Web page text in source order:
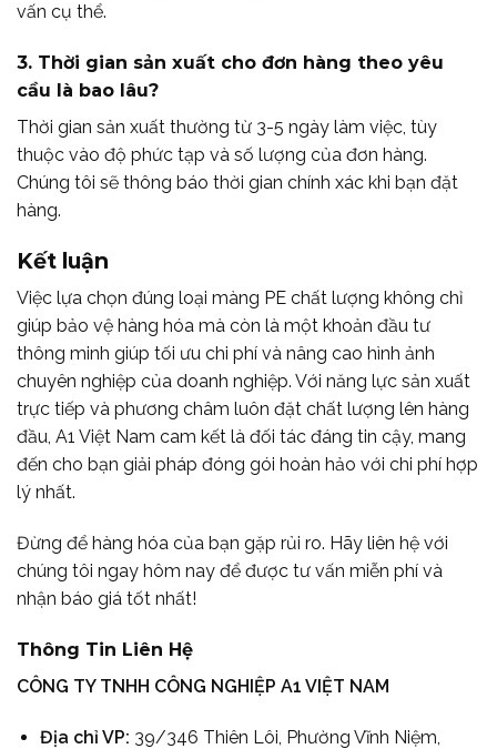
vấn cụ thể.
3. Thời gian sản xuất cho đơn hàng theo yêu
cầu là bao lâu?
Thời gian sản xuất thường từ 3-5 ngày làm việc, tùy
thuộc vào độ phức tạp và số lượng của đơn hàng.
Chúng tôi sẽ thông báo thời gian chính xác khi bạn đặt
hàng.
Kết luận
Việc lựa chọn đúng loại màng PE chất lượng không chỉ
giúp bảo vệ hàng hóa mà còn là một khoản đầu tư
thông minh giúp tối ưu chi phí và nâng cao hình ảnh
chuyên nghiệp của doanh nghiệp. Với năng lực sản xuất
trực tiếp và phương châm luôn đặt chất lượng lên hàng
đầu, A1 Việt Nam cam kết là đối tác đáng tin cậy, mang
đến cho bạn giải pháp đóng gói hoàn hảo với chi phí hợp
lý nhất.
Đừng để hàng hóa của bạn gặp rủi ro. Hãy liên hệ với
chúng tôi ngay hôm nay để được tư vấn miễn phí và
nhận báo giá tốt nhất!
Thông Tin Liên Hệ
CÔNG TY TNHH CÔNG NGHIỆP A1 VIỆT NAM
Địa chỉ VP: 39/346 Thiên Lôi, Phường Vĩnh Niệm,